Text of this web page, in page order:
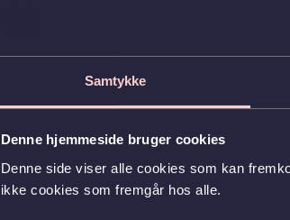
Samtykke
Denne hjemmeside bruger cookies
Denne side viser alle cookies som kan
ikke cookies som fremgår hos alle.